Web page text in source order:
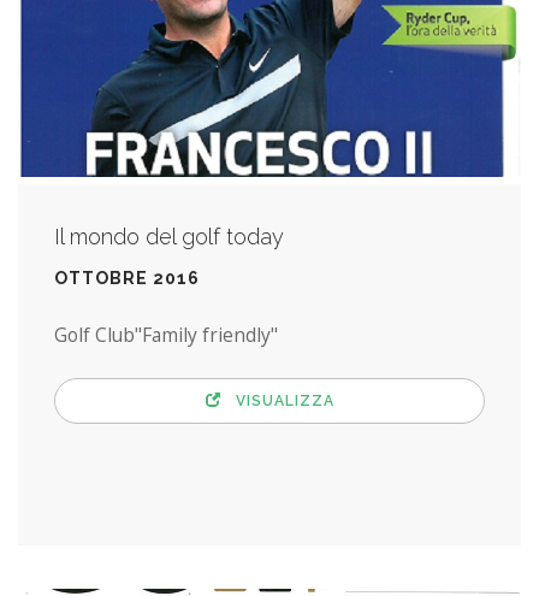
Il mondo del golf today
OTTOBRE 2016
Golf Club"Family friendly"
VISUALIZZA